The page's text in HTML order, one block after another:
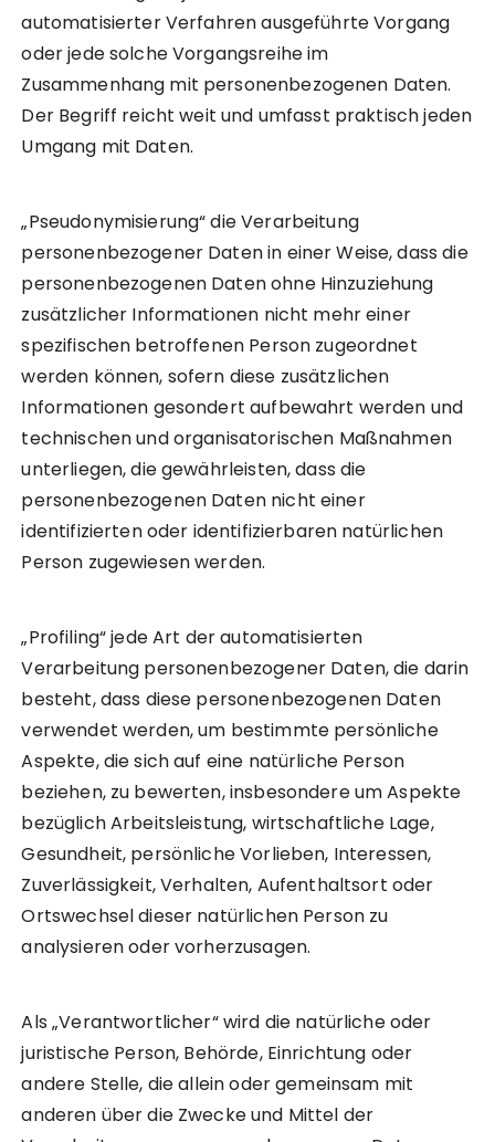
automatisierter Verfahren ausgeführte Vorgang
oder jede solche Vorgangsreihe im
Zusammenhang mit personenbezogenen Daten.
Der Begriff reicht weit und umfasst praktisch jeden
Umgang mit Daten.
„Pseudonymisierung“ die Verarbeitung
personenbezogener Daten in einer Weise, dass die
personenbezogenen Daten ohne Hinzuziehung
zusätzlicher Informationen nicht mehr einer
spezifischen betroffenen Person zugeordnet
werden können, sofern diese zusätzlichen
Informationen gesondert aufbewahrt werden und
technischen und organisatorischen Maßnahmen
unterliegen, die gewährleisten, dass die
personenbezogenen Daten nicht einer
identifizierten oder identifizierbaren natürlichen
Person zugewiesen werden.
„Profiling“ jede Art der automatisierten
Verarbeitung personenbezogener Daten, die darin
besteht, dass diese personenbezogenen Daten
verwendet werden, um bestimmte persönliche
Aspekte, die sich auf eine natürliche Person
beziehen, zu bewerten, insbesondere um Aspekte
bezüglich Arbeitsleistung, wirtschaftliche Lage,
Gesundheit, persönliche Vorlieben, Interessen,
Zuverlässigkeit, Verhalten, Aufenthaltsort oder
Ortswechsel dieser natürlichen Person zu
analysieren oder vorherzusagen.
Als „Verantwortlicher“ wird die natürliche oder
juristische Person, Behörde, Einrichtung oder
andere Stelle, die allein oder gemeinsam mit
anderen über die Zwecke und Mittel der